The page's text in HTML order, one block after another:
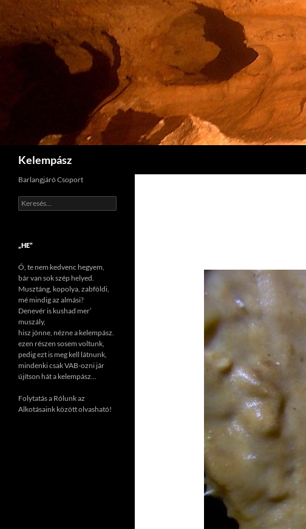
Tartalomhoz
Kelempász
Barlangjáró Csoport
Keresés:
„HE”
Ó, te nem kedvenc hegyem,
bár van sok szép helyed.
Musztáng, kopolya, zabföldi,
mé mindig az almási?
Denevér is kushad mer’
muszály,
hisz jönne, nézne a kelempász.
ezen részen sosem voltunk,
pedig ezt is meg kell látnunk,
mindenki csak VAB-ozni jár
újítson hát a kelempász...
Folytatás a Rólunk az
Alkotásaink között olvasható!